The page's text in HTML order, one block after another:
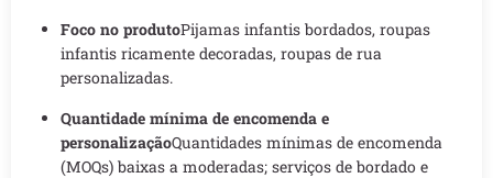
Foco no produtoPijamas infantis bordados, roupas
infantis ricamente decoradas, roupas de rua
personalizadas.
Quantidade mínima de encomenda e
personalizaçãoQuantidades mínimas de encomenda
(MOQs) baixas a moderadas; serviços de bordado e